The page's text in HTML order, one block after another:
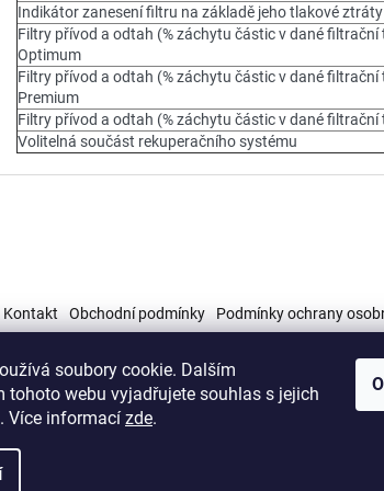
soubory cookie. Dalším
tohoto webu vyjadřujete souhlas s jejich
Více informací zde.
Indikátor zanesení filtru na základě jeho tlakové ztráty
Filtry přívod a odtah (% záchytu částic v dané filtrační
Optimum
Filtry přívod a odtah (% záchytu částic v dané filtrační
Premium
Filtry přívod a odtah (% záchytu částic v dané filtrační
Volitelná součást rekuperačního systému
Kontakt Obchodní podmínky Podmínky ochrany